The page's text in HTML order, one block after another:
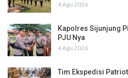
4 Agu 2026
Kapolres Sijunjung
PJU Nya
4 Agu 2026
Tim Ekspedisi